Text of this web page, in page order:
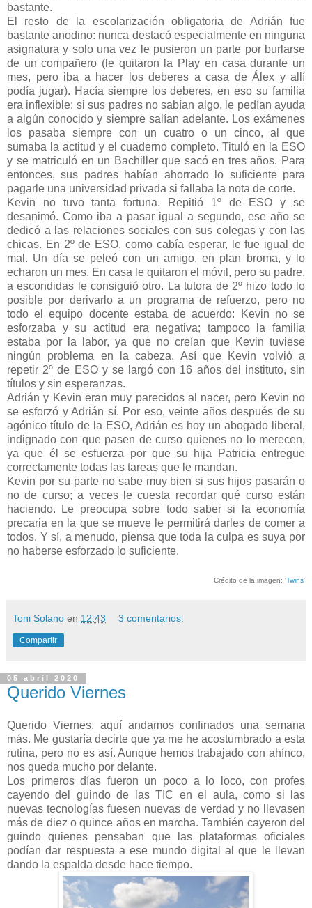
bastante.
El resto de la escolarización obligatoria de Adrián fue
bastante anodino: nunca destacó especialmente en ninguna
asignatura y solo una vez le pusieron un parte por burlarse
de un compañero (le quitaron la Play en casa durante un
mes, pero iba a hacer los deberes a casa de Álex y allí
podía jugar). Hacía siempre los deberes, en eso su familia
era inflexible: si sus padres no sabían algo, le pedían ayuda
a algún conocido y siempre salían adelante. Los exámenes
los pasaba siempre con un cuatro o un cinco, al que
sumaba la actitud y el cuaderno completo. Tituló en la ESO
y se matriculó en un Bachiller que sacó en tres años. Para
entonces, sus padres habían ahorrado lo suficiente para
pagarle una universidad privada si fallaba la nota de corte.
Kevin no tuvo tanta fortuna. Repitió 1º de ESO y se
desanimó. Como iba a pasar igual a segundo, ese año se
dedicó a las relaciones sociales con sus colegas y con las
chicas. En 2º de ESO, como cabía esperar, le fue igual de
mal. Un día se peleó con un amigo, en plan broma, y lo
echaron un mes. En casa le quitaron el móvil, pero su padre,
a escondidas le consiguió otro. La tutora de 2º hizo todo lo
posible por derivarlo a un programa de refuerzo, pero no
todo el equipo docente estaba de acuerdo: Kevin no se
esforzaba y su actitud era negativa; tampoco la familia
estaba por la labor, ya que no creían que Kevin tuviese
ningún problema en la cabeza. Así que Kevin volvió a
repetir 2º de ESO y se largó con 16 años del instituto, sin
títulos y sin esperanzas.
Adrián y Kevin eran muy parecidos al nacer, pero Kevin no
se esforzó y Adrián sí. Por eso, veinte años después de su
agónico título de la ESO, Adrián es hoy un abogado liberal,
indignado con que pasen de curso quienes no lo merecen,
ya que él se esfuerza por que su hija Patricia entregue
correctamente todas las tareas que le mandan.
Kevin por su parte no sabe muy bien si sus hijos pasarán o
no de curso; a veces le cuesta recordar qué curso están
haciendo. Le preocupa sobre todo saber si la economía
precaria en la que se mueve le permitirá darles de comer a
todos. Y sí, a menudo, piensa que toda la culpa es suya por
no haberse esforzado lo suficiente.
Crédito de la imagen: 'Twins'
Toni Solano en 12:43 3 comentarios:
Compartir
05 abril 2020
Querido Viernes
Querido Viernes, aquí andamos confinados una semana
más. Me gustaría decirte que ya me he acostumbrado a esta
rutina, pero no es así. Aunque hemos trabajado con ahínco,
nos queda mucho por delante.
Los primeros días fueron un poco a lo loco, con profes
cayendo del guindo de las TIC en el aula, como si las
nuevas tecnologías fuesen nuevas de verdad y no llevasen
más de diez o quince años en marcha. También cayeron del
guindo quienes pensaban que las plataformas oficiales
podían dar respuesta a ese mundo digital al que le llevan
dando la espalda desde hace tiempo.